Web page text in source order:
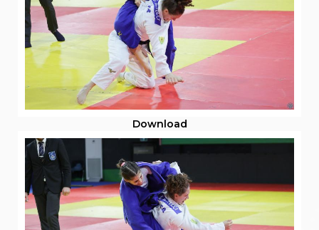
Download